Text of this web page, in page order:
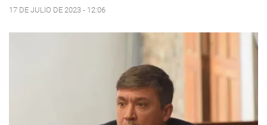
17 DE JULIO DE 2023 - 12:06